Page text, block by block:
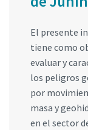
El presente
tiene como
evaluar y
los peligros
por
masa y
en el sector